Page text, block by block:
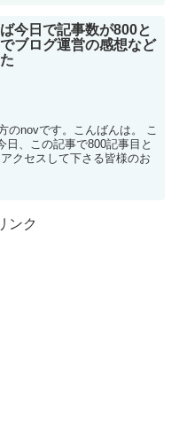
今日で記事数が800と
ブログ運営の感想など
のnovです。こんばんは。 こ
、この記事で800記事目と
クセスして下さる皆様のお
ンク